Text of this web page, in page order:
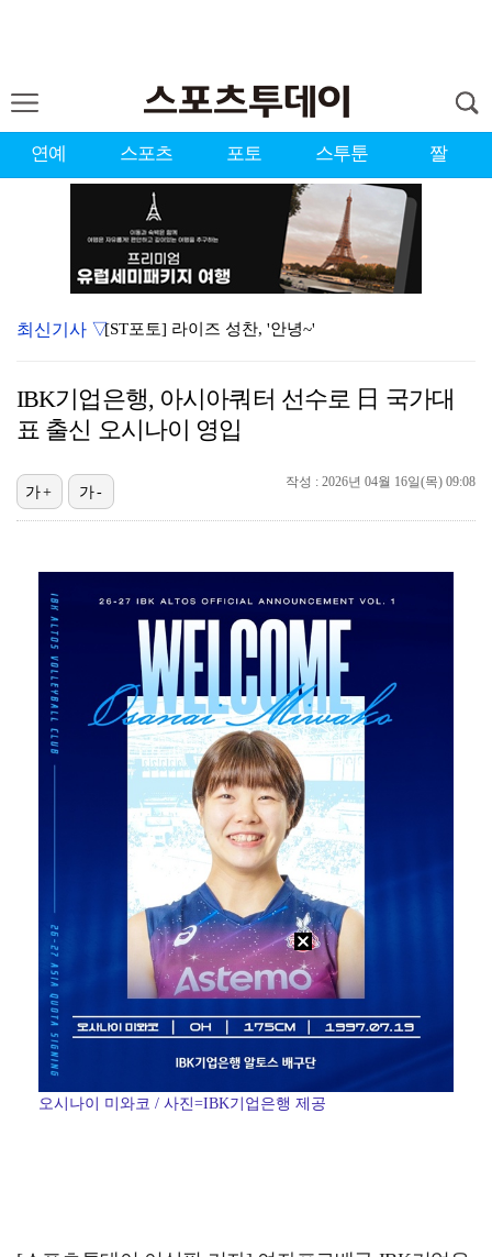
연예 스포츠 포토 스투툰 짤
[ST포토] 라이즈 성찬, '안녕~'
[ST포토] 라이즈 성찬, '귀공자 분위기'
[ST포토] 하츠투하츠 지우, 귀여운 단발여신
[ST포토] 에이티즈 윤호, 금발
[ST포토] 에이티즈 산, 북부대공
[ST포토] 스트레이 키즈 창빈, 벌크업
최신기사 ▽
IBK기업은행, 아시아쿼터 선수로 日 국가대
표 출신 오시나이 영입
작성 : 2026년 04월 16일(목) 09:08
가+ 가-
오시나이 미와코 / 사진=IBK기업은행 제공